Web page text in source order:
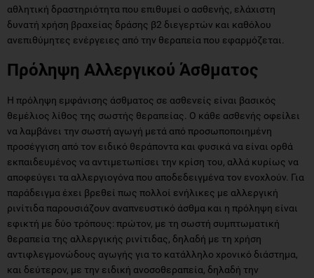
αθλητική δραστηριότητα που επιθυμεί ο ασθενής, ελάχιστη
δυνατή χρήση βραχείας δράσης β2 διεγερτών και καθόλου
ανεπιθύμητες ενέργειες από την θεραπεία που εφαρμόζεται.
Πρόληψη Αλλεργικού Άσθματος
Η πρόληψη εμφάνισης άσθματος σε ασθενείς είναι βασικός
θεμέλιος λίθος της σωστής θεραπείας. Ο κάθε ασθενής οφείλει
να λαμβάνει την σωστή αγωγή μετά από προσωποποιημένη
προσέγγιση από τον ειδικό θεράποντα και φυσικά να είναι ορθά
εκπαιδευμένος να αντιμετωπίσει την κρίση του, αλλά κυρίως να
αποφεύγει τα αλλεργιογόνα που αποδεδειγμένα τον ενοχλούν. Για
παράδειγμα έχει βρεθεί πως πολλοί ενήλικες με αλλεργική
ρινίτιδα παρουσιάζουν αναπνευστικό άσθμα και η πρόληψη είναι
εφικτή με δύο τρόπους: πρώτον, με τη σωστή συμπτωματική
θεραπεία της αλλεργικής ρινίτιδας, δηλαδή με τη χρήση
αντιφλεγμονώδους αγωγής για το κατάλληλο χρονικό διάστημα,
και δεύτερον, με την ειδική ανοσοθεραπεία, δηλαδή την